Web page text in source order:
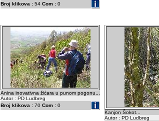
Broj klikova : 54 Com : 0
Anina inovativna žićara u punom pogonu...
Autor : PD Ludbreg
Broj klikova : 70 Com : 0
Kanjon Šokot...
Autor : PD Ludbreg